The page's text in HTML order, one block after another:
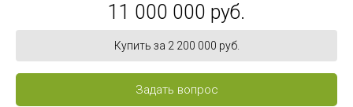
11 000 000 руб.
Купить за 2 200 000 руб.
Задать вопрос